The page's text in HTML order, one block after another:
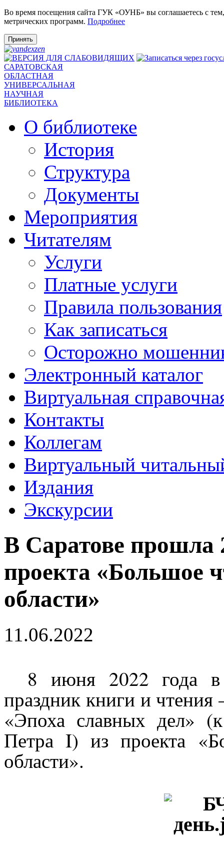
Во время посещения сайта ГУК «ОУНБ» вы соглашаетесь с
метрических программ. Подробнее
Принять
САРАТОВСКАЯ
ОБЛАСТНАЯ
УНИВЕРСАЛЬНАЯ
НАУЧНАЯ
БИБЛИОТЕКА
О библиотеке
История
Структура
Документы
Мероприятия
Читателям
Услуги
Платные услуги
Правила пользования
Как записаться
Осторожно
Электронный каталог
Виртуальная
Контакты
Коллегам
Виртуальный
Издания
Экскурсии
В Саратове прошла
проекта «Большое
области»
11.06.2022
8 июня 2022 года в
праздник книги и чтения
«Эпоха славных дел»
Петра I) из проекта
области».